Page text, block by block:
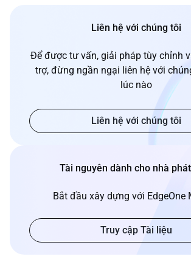
Liên hệ với chúng tôi
Để được tư vấn, giải pháp tùy chỉnh
trợ, đừng ngần ngại liên hệ với
lúc nào
Liên hệ với chúng tôi
Tài nguyên dành cho nhà
Bắt đầu xây dựng với EdgeOne
Truy cập Tài liệu